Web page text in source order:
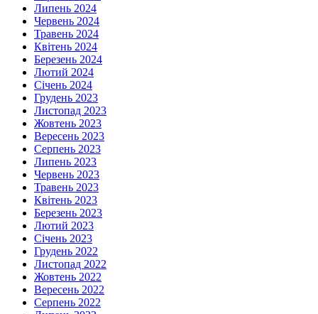
Липень 2024
Червень 2024
Травень 2024
Квітень 2024
Березень 2024
Лютий 2024
Січень 2024
Грудень 2023
Листопад 2023
Жовтень 2023
Вересень 2023
Серпень 2023
Липень 2023
Червень 2023
Травень 2023
Квітень 2023
Березень 2023
Лютий 2023
Січень 2023
Грудень 2022
Листопад 2022
Жовтень 2022
Вересень 2022
Серпень 2022